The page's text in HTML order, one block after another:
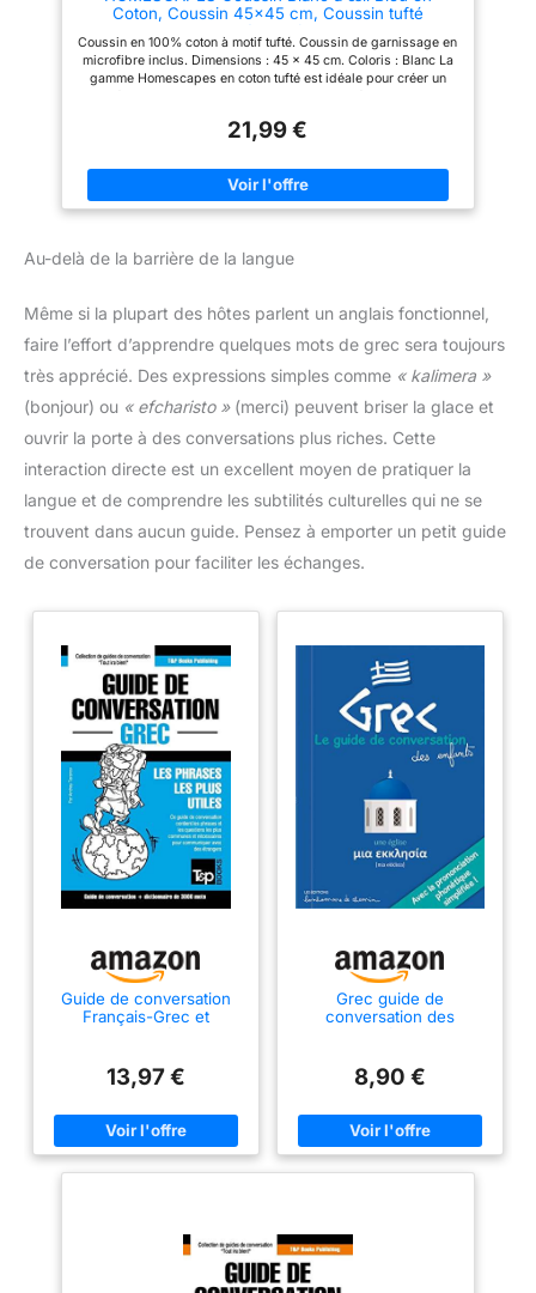
peut également être utilisé
pour votre famille et vos amis.
Coton, Coussin 45x45 cm, Coussin tufté
Coussin en 100% coton à motif tufté. Coussin de garnissage en
microfibre inclus. Dimensions : 45 x 45 cm. Coloris : Blanc La
gamme Homescapes en coton tufté est idéale pour créer un
(vendus séparément). Ce coussin tufté est idéal pour apporter
il s’accordera à de nombreux styles de décoration. Conseil
d’entretien : lavage en machine à 30°C. Réputé pour être
naturellement hypoallergénique, le coton ne peluche pas, et
pour la maison. Choisissez parmi de nombreuses collections
transformer votre intérieur et qui s’adapteront à tous les styles
21,99 €
Au-delà de la barrière de la langue
Même si la plupart des hôtes parlent un anglais fonctionnel,
faire l’effort d’apprendre quelques mots de grec sera toujours
très apprécié. Des expressions simples comme « kalimera »
(bonjour) ou « efcharisto »(merci) peuvent briser la glace et
ouvrir la porte à des conversations plus riches. Cette
interaction directe est un excellent moyen de pratiquer la
langue et de comprendre les subtilités culturelles qui ne se
trouvent dans aucun guide. Pensez à emporter un petit guide
de conversation pour faciliter les échanges.
Guide de conversation
Français-Grec et
13,97 €
Grec guide de
conversation des
8,90 €